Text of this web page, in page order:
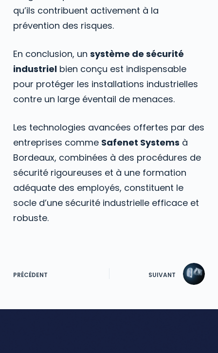
qu’ils contribuent activement à la
prévention des risques.
En conclusion, un système de sécurité
industrielbien conçu est indispensable
pour protéger les installations industrielles
contre un large éventail de menaces.
Les technologies avancées offertes par des
entreprises comme Safenet Systems à
Bordeaux, combinées à des procédures de
sécurité rigoureuses et à une formation
adéquate des employés, constituent le
socle d’une sécurité industrielle efficace et
robuste.
PRÉCÉDENT SUIVANT